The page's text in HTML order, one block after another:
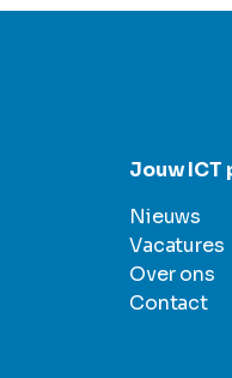
Jouw ICT
Nieuws
Vacatures
Over ons
Contact